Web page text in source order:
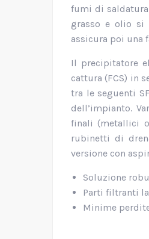
fumi di
grasso e olio si
assicura poi una
Il precipitatore
cattura (FCS) in
tra le seguenti
dell’impianto.
finali (metallici
rubinetti di
versione con
Soluzione
Parti filtranti
Minime